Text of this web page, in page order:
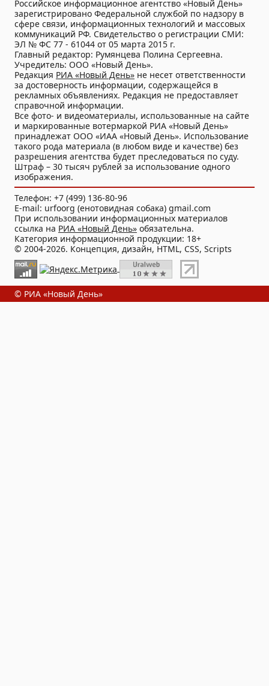
Российское информационное агентство «Новый День»
зарегистрировано Федеральной службой по надзору в
сфере связи, информационных технологий и массовых
коммуникаций РФ. Свидетельство о регистрации СМИ:
ЭЛ № ФС 77 - 61044 от 05 марта 2015 г.
Главный редактор: Румянцева Полина Сергеевна.
Учредитель: ООО «Новый День».
Редакция РИА «Новый День» не несет ответственности
за достоверность информации, содержащейся в
рекламных объявлениях. Редакция не предоставляет
справочной информации.
Все фото- и видеоматериалы, использованные на сайте
и маркированные вотермаркой РИА «Новый День»
принадлежат ООО «ИАА «Новый День». Использование
такого рода материала (в любом виде и качестве) без
разрешения агентства будет преследоваться по суду.
Штраф – 30 тысяч рублей за использование одного
изображения.
Телефон: +7 (499) 136-80-96
E-mail: urfoorg (енотовидная собака) gmail.com
При использовании информационных материалов
ссылка на РИА «Новый День» обязательна.
Категория информационной продукции: 18+
© 2004-2026. Концепция, дизайн, HTML, CSS, Scripts
© РИА «Новый День»